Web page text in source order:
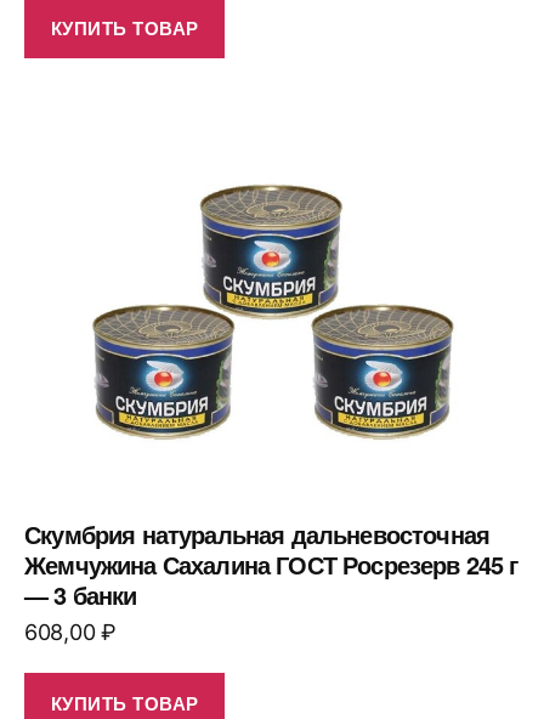
КУПИТЬ ТОВАР
Скумбрия натуральная дальневосточная
Жемчужина Сахалина ГОСТ Росрезерв 245 г
— 3 банки
608,00₽
КУПИТЬ ТОВАР